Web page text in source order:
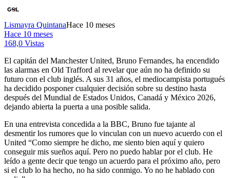
Lismayra QuintanaHace 10 meses
Hace 10 meses
168,0 Vistas
El capitán del Manchester United, Bruno Fernandes, ha encendido
las alarmas en Old Trafford al revelar que aún no ha definido su
futuro con el club inglés. A sus 31 años, el mediocampista portugués
ha decidido posponer cualquier decisión sobre su destino hasta
después del Mundial de Estados Unidos, Canadá y México 2026,
dejando abierta la puerta a una posible salida.
En una entrevista concedida a la BBC, Bruno fue tajante al
desmentir los rumores que lo vinculan con un nuevo acuerdo con el
United “Como siempre he dicho, me siento bien aquí y quiero
conseguir mis sueños aquí. Pero no puedo hablar por el club. He
leído a gente decir que tengo un acuerdo para el próximo año, pero
si el club lo ha hecho, no ha sido conmigo. Yo no he hablado con